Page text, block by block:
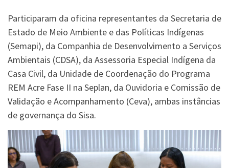
Participaram da oficina representantes da Secretaria de
Estado de Meio Ambiente e das Políticas Indígenas
(Semapi), da Companhia de Desenvolvimento a Serviços
Ambientais (CDSA), da Assessoria Especial Indígena da
Casa Civil, da Unidade de Coordenação do Programa
REM Acre Fase II na Seplan, da Ouvidoria e Comissão de
Validação e Acompanhamento (Ceva), ambas instâncias
de governança do Sisa.